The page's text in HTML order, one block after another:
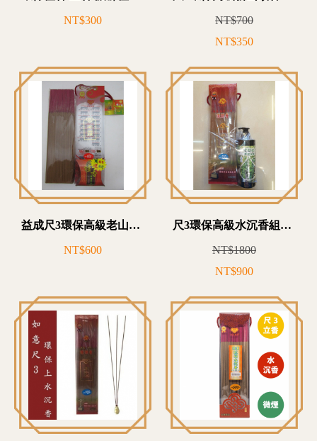
NT$300
NT$700
NT$350
益成尺3環保高級老山頭香組盒包-Z10T3502
NT$600
尺3環保高級水沉香組合包(附贈艾草沐浴乳)-Z10T3501
NT$1800
NT$900